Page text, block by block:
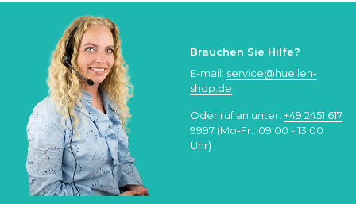
Brauchen Sie Hilfe?
E-mail: service@huellen-
shop.de
Oder ruf an unter: +49 2451 617
9997 (Mo-Fr.: 09:00 - 13:00
Uhr)